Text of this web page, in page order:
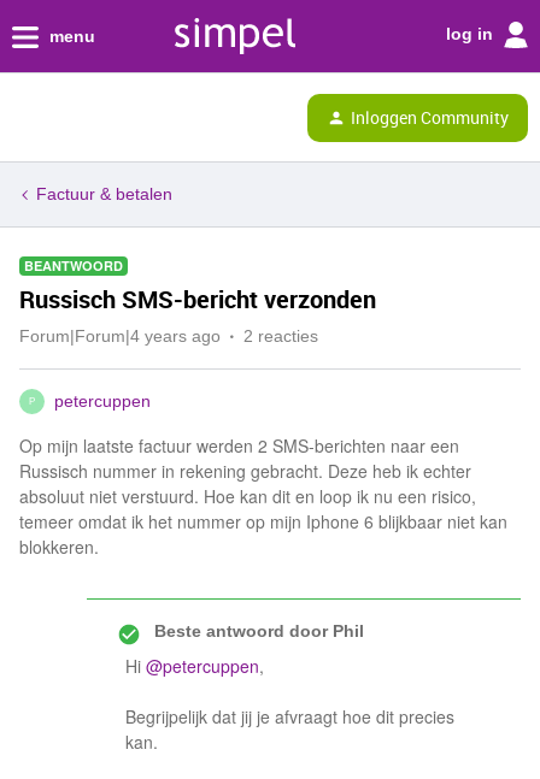
menu log in
Inloggen Community
Factuur & betalen
BEANTWOORD
Russisch SMS-bericht verzonden
Forum|Forum|4 years ago 2 reacties
P petercuppen
Op mijn laatste factuur werden 2 SMS-berichten naar een
Russisch nummer in rekening gebracht. Deze heb ik echter
absoluut niet verstuurd. Hoe kan dit en loop ik nu een risico,
temeer omdat ik het nummer op mijn Iphone 6 blijkbaar niet kan
blokkeren.
Beste antwoord doorPhil
Hi @petercuppen,
Begrijpelijk dat jij je afvraagt hoe dit precies
kan.